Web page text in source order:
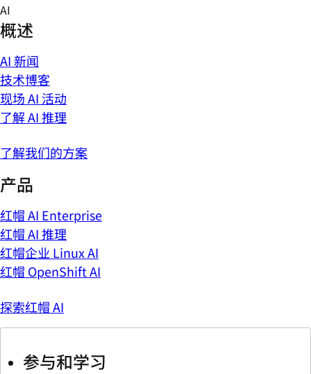
Skip
to
content
AI
概述
AI 新闻
技术博客
现场 AI 活动
了解 AI 推理
了解我们的方案
产品
红帽 AI Enterprise
红帽 AI 推理
红帽企业 Linux AI
红帽 OpenShift AI
探索红帽 AI
参与和学习